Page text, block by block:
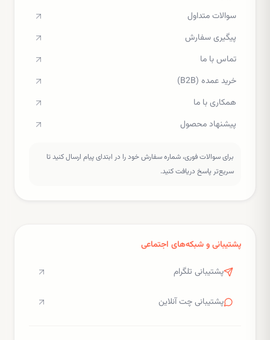
سوالات متداول
پیگیری سفارش
تماس با ما
خرید عمده (B2B)
همکاری با ما
پیشنهاد محصول
برای سوالات فوری، شماره سفارش خود را در ابتدای پیام ارسال کنید تا
سریع‌تر پاسخ دریافت کنید.
پشتیبانی و شبکه‌های اجتماعی
پشتیبانی تلگرام
پشتیبانی چت آنلاین